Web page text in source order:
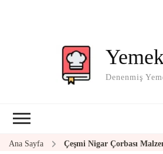
Denenmiş
Ana Sayfa Çeşmi Nigar Çorbası